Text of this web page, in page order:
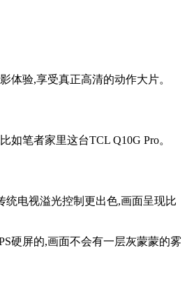
体验,享受真正高清的动作大片。
笔者家里这台TCL Q10G Pro。
统电视溢光控制更出色,画面呈现比
硬屏的,画面不会有一层灰蒙蒙的雾